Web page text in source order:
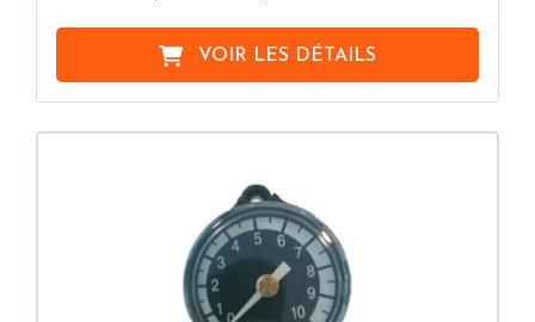
VOIR LES DÉTAILS